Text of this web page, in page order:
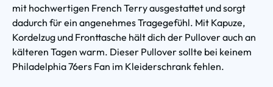
mit hochwertigen French Terry ausgestattet und sorgt
dadurch für ein angenehmes Tragegefühl. Mit Kapuze,
Kordelzug und Fronttasche hält dich der Pullover auch an
kälteren Tagen warm. Dieser Pullover sollte bei keinem
Philadelphia 76ers Fan im Kleiderschrank fehlen.